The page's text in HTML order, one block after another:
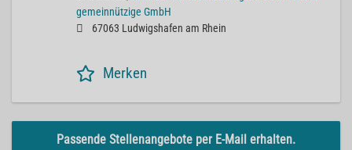
gemeinnützige GmbH
67063 Ludwigshafen am Rhein
Merken
Passende Stellenangebote per E-Mail erhalten.